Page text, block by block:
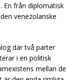
En från diplomatisk
venezolanske
där två parter
i en politisk
mellan de